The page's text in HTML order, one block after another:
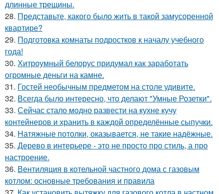
длинные трещины.
28. Представьте, какого было жить в такой замусоренной
квартире?
29. Подготовка комнаты подростков к началу учебного
года!
30. Хитроумный белорус придумал как заработать
огромные деньги на камне.
31. Гостей необычным предметом на столе удивите.
32. Всегда было интересно, что делают "Умные Розетки".
33. Сейчас стало модно развести на кухне кучу
контейнеров и хранить в каждой определённые сыпучки.
34. Натяжные потолки, оказывается, не такие надёжные.
35. Дерево в интерьере - это не просто про стиль, а про
настроение.
36. Вентиляция в котельной частного дома с газовым
котлом: основные требования и правила